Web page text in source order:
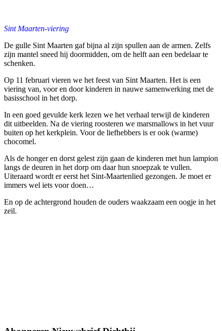
Sint Maarten-viering
De gulle Sint Maarten gaf bijna al zijn spullen aan de armen. Zelfs
zijn mantel sneed hij doormidden, om de helft aan een bedelaar te
schenken.
Op 11 februari vieren we het feest van Sint Maarten. Het is een
viering van, voor en door kinderen in nauwe samenwerking met de
basisschool in het dorp.
In een goed gevulde kerk lezen we het verhaal terwijl de kinderen
dit uitbeelden. Na de viering roosteren we marsmallows in het vuur
buiten op het kerkplein. Voor de liefhebbers is er ook (warme)
chocomel.
Als de honger en dorst gelest zijn gaan de kinderen met hun lampion
langs de deuren in het dorp om daar hun snoepzak te vullen.
Uiteraard wordt er eerst het Sint-Maartenlied gezongen. Je moet er
immers wel iets voor doen…
En op de achtergrond houden de ouders waakzaam een oogje in het
zeil.